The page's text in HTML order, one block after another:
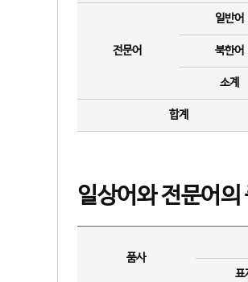
전문어
일반어
북한어
소계
합계
일상어와 전문어의
품사
표